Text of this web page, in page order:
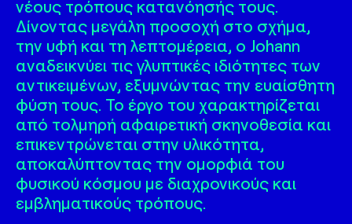
νέους τρόπους κατανόησής τους.
Δίνοντας μεγάλη προσοχή στο σχήμα,
την υφή και τη λεπτομέρεια, ο Johann
αναδεικνύει τις γλυπτικές ιδιότητες των
αντικειμένων, εξυμνώντας την ευαίσθητη
φύση τους. Το έργο του χαρακτηρίζεται
από τολμηρή αφαιρετική σκηνοθεσία και
επικεντρώνεται στην υλικότητα,
αποκαλύπτοντας την ομορφιά του
φυσικού κόσμου με διαχρονικούς και
εμβληματικούς τρόπους.